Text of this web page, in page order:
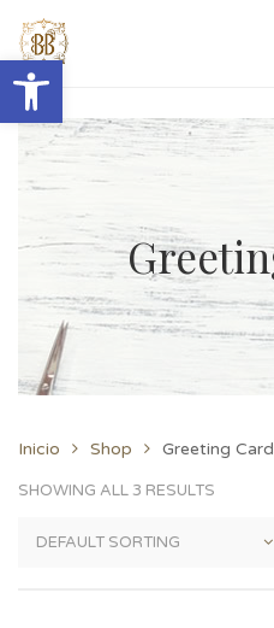
Abrir barra de herramientas
Inicio Shop Greeting
SHOWING ALL 3 RESULTS